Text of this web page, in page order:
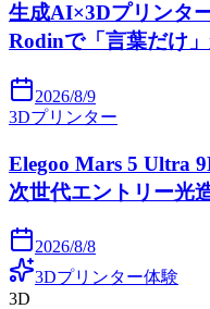
生成AI×3Dプリンタ
Rodinで「言葉だけ
2026/8/9
3Dプリンター
Elegoo Mars 5 Ultra
次世代エントリー光
2026/8/8
3Dプリンター体験
3D